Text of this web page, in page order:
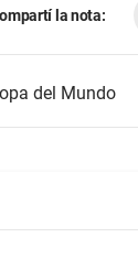
la nota:
del Mundo